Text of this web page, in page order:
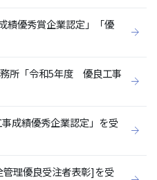
績優秀賞企業認定」「優
所「令和5年度 優良工事
成績優秀企業認定」を受
理優良受注者表彰]を受